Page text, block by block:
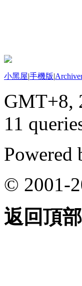
小黑屋|手機版|
GMT+8,
11
Powered
© 2001-
返回頂部